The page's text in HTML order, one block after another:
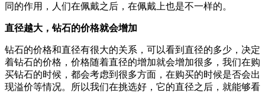
同的作用，人们在佩戴之后，在佩戴上也是不一样的。
直径越大，钻石的价格就会增加
钻石的价格和直径有很大的关系，可以看到直径的多少，决定
着钻石的价格，价格随着直径的增加就会增加很多，我们在购
买钻石的时候，都会考虑到很多方面，在购买的时候是否会出
现溢价等情况。所以我们在挑选好，它的直径之后，就能够看